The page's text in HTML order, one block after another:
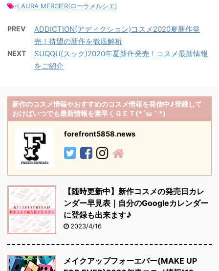
-LAURA MERCIER(ローラメルシエ)
PREV
ADDICTION(アディクション)コスメ2020夏新作発
売！待望の新作を徹底解析
NEXT
SUQQU(スック)2020年夏新作発売！コスメ最新情報
をご紹介
新作のコスメ情報やおすすめのコスメ情報を発信中♪登録して
おけばいつでも最新情報を素早くＧＥＴ(*´ω｀*)
forefront5858.news
【随時更新中】新作コスメの発売日カレ
ンダー早見表｜自分のGoogleカレンダー
に登録も出来ます♪
2023/4/16
メイクアップフォーエバー(MAKE UP